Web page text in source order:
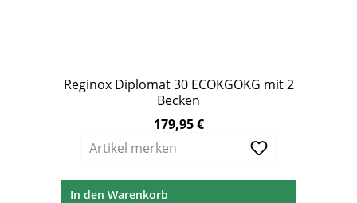
Reginox Diplomat 30 ECOKGOKG mit 2
Becken
Regulärer Preis:179,95 €
Artikel merken
In den Warenkorb